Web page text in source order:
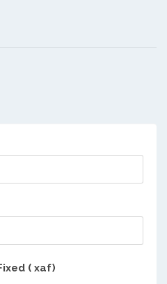
( xaf)